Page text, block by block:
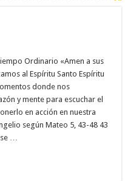
Ordinario «Amen a sus
al Espíritu Santo Espíritu
donde nos
y mente para escuchar el
en acción en nuestra
según Mateo 5, 43-48 43
se …